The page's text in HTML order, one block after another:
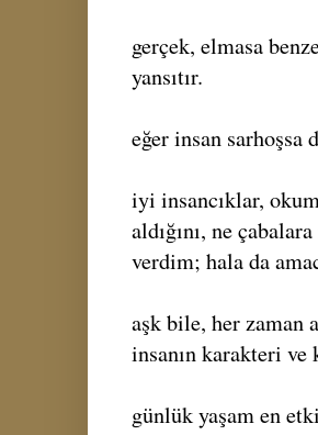
gerçek, elmasa
yansıtır.
eğer insan sarhoşsa
iyi insancıklar,
aldığını, ne
verdim; hala da
aşk bile, her zaman
insanın karakteri
günlük yaşam en